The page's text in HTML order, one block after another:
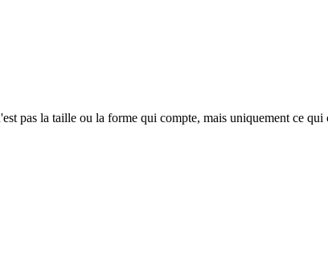
pas la taille ou la forme qui compte, mais uniquement ce